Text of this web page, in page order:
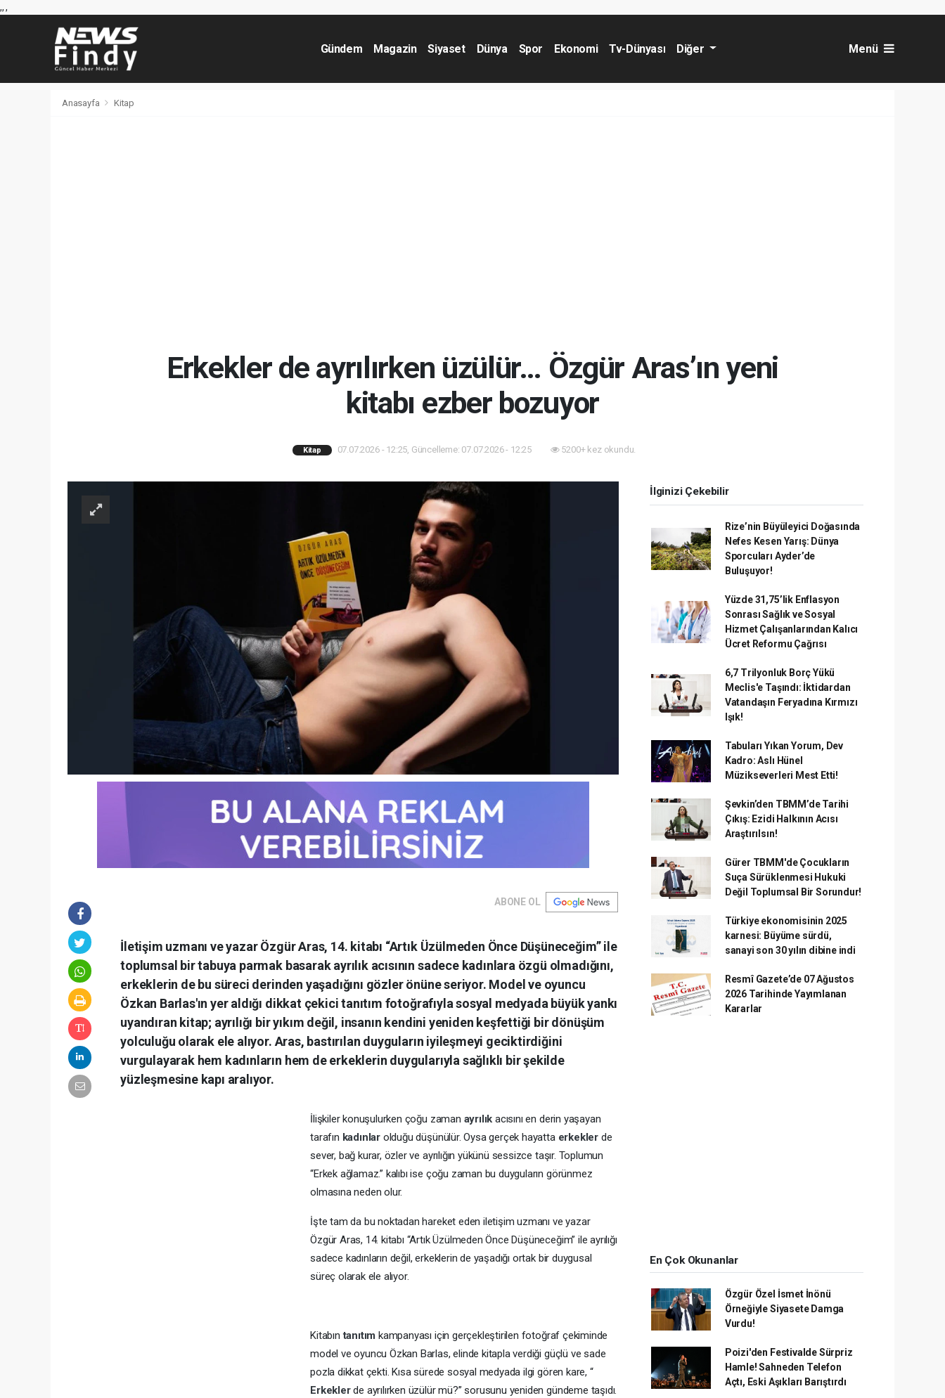
,,,
Gündem Magazin Siyaset Dünya Spor Ekonomi Tv-Dünyası Diğer Menü
Anasayfa Kitap
Erkekler de ayrılırken üzülür… Özgür Aras’ın yeni
kitabı ezber bozuyor
Kitap 07.07.2026 - 12:25, Güncelleme: 07.07.2026 - 12:25 5200+ kez okundu.
ABONE OL
İletişim uzmanı ve yazar Özgür Aras, 14. kitabı “Artık Üzülmeden Önce Düşüneceğim” ile
toplumsal bir tabuya parmak basarak ayrılık acısının sadece kadınlara özgü olmadığını,
erkeklerin de bu süreci derinden yaşadığını gözler önüne seriyor. Model ve oyuncu
Özkan Barlas'ın yer aldığı dikkat çekici tanıtım fotoğrafıyla sosyal medyada büyük yankı
uyandıran kitap; ayrılığı bir yıkım değil, insanın kendini yeniden keşfettiği bir dönüşüm
yolculuğu olarak ele alıyor. Aras, bastırılan duyguların iyileşmeyi geciktirdiğini
vurgulayarak hem kadınların hem de erkeklerin duygularıyla sağlıklı bir şekilde
yüzleşmesine kapı aralıyor.
İlişkiler konuşulurken çoğu zaman ayrılıkacısını en derin yaşayan
tarafın kadınlar olduğu düşünülür. Oysa gerçek hayatta erkekler de
sever, bağ kurar, özler ve ayrılığın yükünü sessizce taşır. Toplumun
“Erkek ağlamaz.” kalıbı ise çoğu zaman bu duyguların görünmez
olmasına neden olur.
İşte tam da bu noktadan hareket eden iletişim uzmanı ve yazar
Özgür Aras, 14. kitabı “Artık Üzülmeden Önce Düşüneceğim” ile ayrılığı
sadece kadınların değil, erkeklerin de yaşadığı ortak bir duygusal
süreç olarak ele alıyor.
Kitabıntanıtım kampanyası için gerçekleştirilen fotoğraf çekiminde
model ve oyuncu Özkan Barlas, elinde kitapla verdiği güçlü ve sade
pozla dikkat çekti. Kısa sürede sosyal medyada ilgi gören kare, “
Erkeklerde ayrılırken üzülür mü?” sorusunu yeniden gündeme taşıdı.
İlginizi Çekebilir
Rize’nin Büyüleyici Doğasında
Nefes Kesen Yarış: Dünya
Sporcuları Ayder’de
Buluşuyor!
Yüzde 31,75’lik Enflasyon
Sonrası Sağlık ve Sosyal
Hizmet Çalışanlarından Kalıcı
Ücret Reformu Çağrısı
6,7 Trilyonluk Borç Yükü
Meclis'e Taşındı: İktidardan
Vatandaşın Feryadına Kırmızı
Işık!
Tabuları Yıkan Yorum, Dev
Kadro: Aslı Hünel
Müzikseverleri Mest Etti!
Şevkin’den TBMM’de Tarihi
Çıkış: Ezidi Halkının Acısı
Araştırılsın!
Gürer TBMM'de Çocukların
Suça Sürüklenmesi Hukuki
Değil Toplumsal Bir Sorundur!
Türkiye ekonomisinin 2025
karnesi: Büyüme sürdü,
sanayi son 30 yılın dibine indi
Resmî Gazete’de 07 Ağustos
2026 Tarihinde Yayımlanan
Kararlar
En Çok Okunanlar
Özgür Özel İsmet İnönü
Örneğiyle Siyasete Damga
Vurdu!
Poizi'den Festivalde Sürpriz
Hamle! Sahneden Telefon
Açtı, Eski Aşıkları Barıştırdı